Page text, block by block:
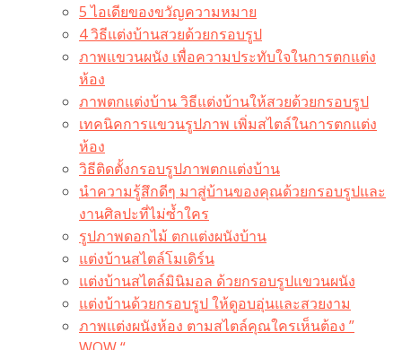
5 ไอเดียของขวัญความหมาย
4 วิธีแต่งบ้านสวยด้วยกรอบรูป
ภาพแขวนผนัง เพื่อความประทับใจในการตกแต่ง
ห้อง
ภาพตกแต่งบ้าน วิธีแต่งบ้านให้สวยด้วยกรอบรูป
เทคนิคการแขวนรูปภาพ เพิ่มสไตล์ในการตกแต่ง
ห้อง
วิธีติดตั้งกรอบรูปภาพตกแต่งบ้าน
นำความรู้สึกดีๆ มาสู่บ้านของคุณด้วยกรอบรูปและ
งานศิลปะที่ไม่ซ้ำใคร
รูปภาพดอกไม้ ตกแต่งผนังบ้าน
แต่งบ้านสไตล์โมเดิร์น
แต่งบ้านสไตล์มินิมอล ด้วยกรอบรูปแขวนผนัง
แต่งบ้านด้วยกรอบรูป ให้ดูอบอุ่นและสวยงาม
ภาพแต่งผนังห้อง ตามสไตล์คุณใครเห็นต้อง ”